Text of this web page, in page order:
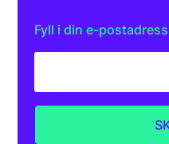
Fyll i din e-